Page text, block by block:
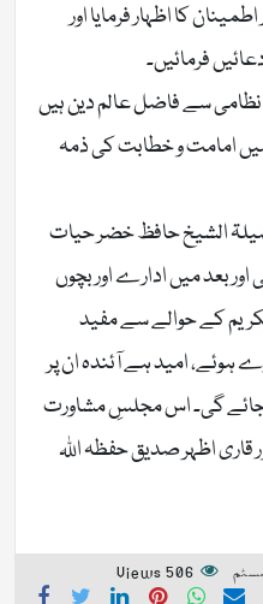
کا اظہار فرمایا اور
فرمائیں۔
نظامی سے فاضل عالم دین ہیں
امامت و خطابت کی ذمہ
الشیخ حافظ خضر حیات
اور بعد میں ادارے اور بچوں
کے حوالے سے مفید
ہوئے، امید ہے آئندہ ان پر
گی۔ اس مجلسِ مشاورت
قاری اظہر صدیق حفظہ اللہ
506 Views